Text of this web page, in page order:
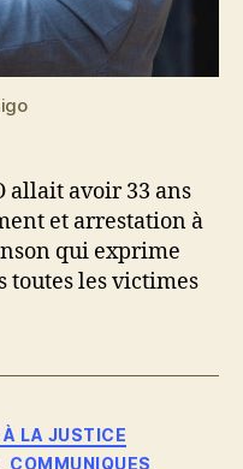
allait avoir 33 ans
et arrestation à
qui exprime
toutes les victimes
LA JUSTICE
COMMUNIQUES